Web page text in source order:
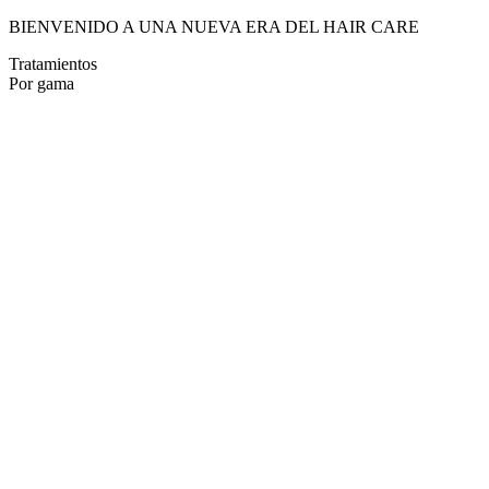
BIENVENIDO A UNA NUEVA ERA DEL HAIR CARE
Tratamientos
Por gama